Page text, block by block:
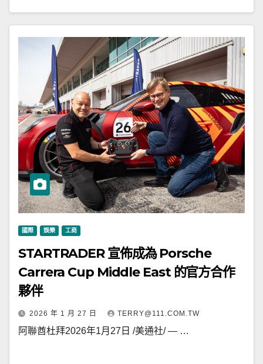
國際 娛樂 工商
STARTRADER 宣佈成為 Porsche
Carrera Cup Middle East 的官方合作
夥伴
2026 年 1 月 27 日 TERRY@111.COM.TW
阿聯酋杜拜2026年1月27日 /美通社/ — …